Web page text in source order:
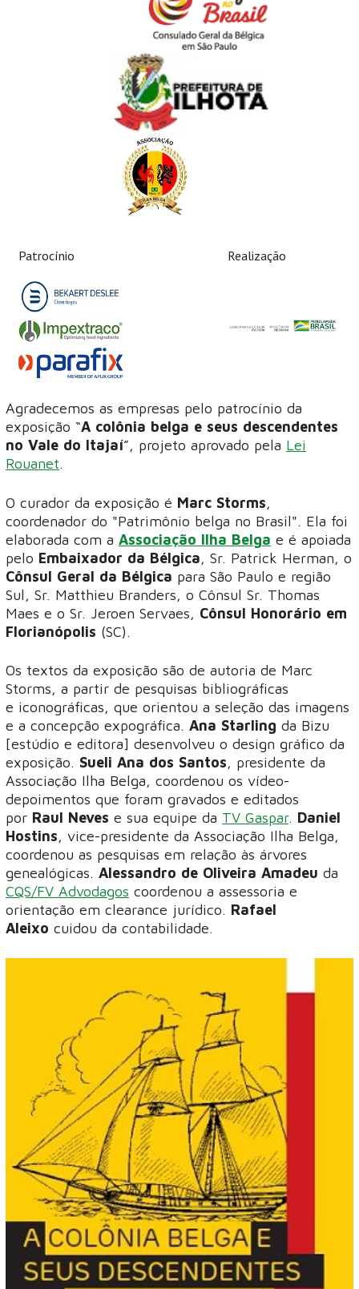
Patrocínio Realização
Agradecemos as empresas pelo patrocínio da
exposição “A colônia belga e seus descendentes
no Vale do Itajaí”, projeto aprovado pela Lei
Rouanet.
O curador da exposição é Marc Storms,
coordenador do "Patrimônio belga no Brasil". Ela foi
elaborada com a Associação Ilha Belga e é apoiada
pelo Embaixador da Bélgica, Sr. Patrick Herman, o
Cônsul Geral da Bélgica para São Paulo e região
Sul, Sr. Matthieu Branders, o Cônsul Sr. Thomas
Maes e o Sr. Jeroen Servaes, Cônsul Honorário em
Florianópolis (SC).
Os textos da exposição são de autoria de Marc
Storms, a partir de pesquisas bibliográficas
e iconográficas, que orientou a seleção das imagens
e a concepção expográfica. Ana Starling da Bizu
[estúdio e editora] desenvolveu o design gráfico da
exposição. Sueli Ana dos Santos, presidente da
Associação Ilha Belga, coordenou os vídeo-
depoimentos que foram gravados e editados
por Raul Neves e sua equipe da TV Gaspar. Daniel
Hostins, vice-presidente da Associação Ilha Belga,
coordenou as pesquisas em relação às árvores
genealógicas. Alessandro de Oliveira Amadeu da
CQS/FV Advodagos coordenou a assessoria e
orientação em clearance jurídico. Rafael
Aleixo cuidou da contabilidade.